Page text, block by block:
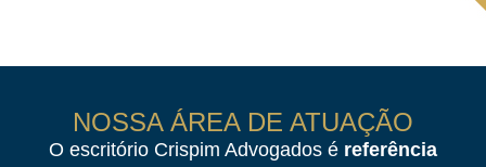
NOSSA ÁREA DE ATUAÇÃO
O escritório Crispim Advogados é referência